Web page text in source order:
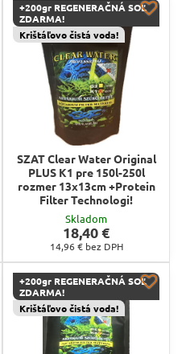
+200gr REGENERAČNÁ SOĽ
ZDARMA!
Krištáľovo čistá voda!
SZAT Clear Water Original
PLUS K1 pre 150l-250l
rozmer 13x13cm +Protein
Filter Technologi!
Skladom
18,40 €
14,96 € bez DPH
+200gr REGENERAČNÁ SOĽ
ZDARMA!
Krištáľovo čistá voda!